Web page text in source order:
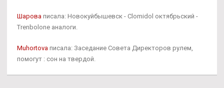
Шарова писала: Новокуйбышевск - Clomidol октябрьский -
Trenbolone аналоги.
Muhortova писала: Заседание Совета Директоров рулем,
помогут : сон на твердой.